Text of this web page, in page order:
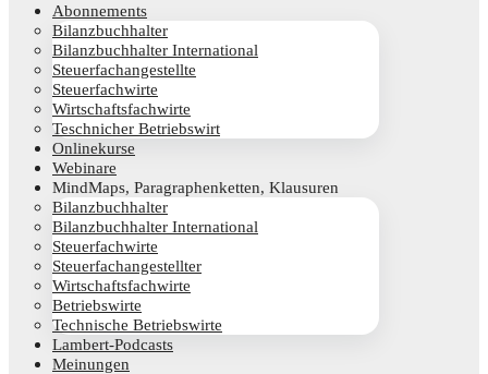
Abon­ne­ments
Bilanz­buch­hal­ter
Bilanz­buch­hal­ter International
Steu­er­fach­an­ge­stell­te
Steu­er­fach­wir­te
Wirt­schafts­fach­wir­te
Teschni­cher Betriebswirt
Online­kur­se
Web­i­na­re
Mind­Maps, Para­gra­phen­ket­ten, Klausuren
Bilanz­buch­hal­ter
Bilanz­buch­hal­ter International
Steu­er­fach­wir­te
Steu­er­fach­an­ge­stell­ter
Wirt­schafts­fach­wir­te
Betriebs­wir­te
Tech­ni­sche Betriebswirte
Lam­­bert-Pod­­casts
Mei­nun­gen